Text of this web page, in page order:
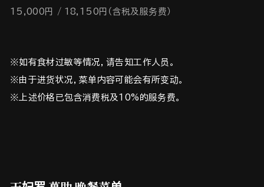
15,000円 18,150円（含税及服务费）
※如有食材过敏等情况，请告知工作人员。
※由于进货状况，菜单内容可能会有所变动。
※上述价格已包含消费税及10%的服务费。